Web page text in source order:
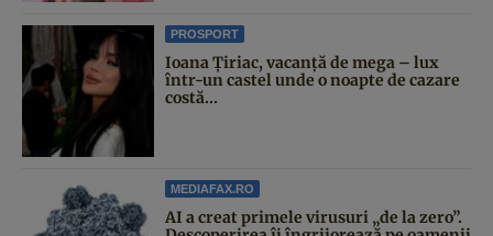
PROSPORT
Ioana Țiriac, vacanță de mega – lux
într-un castel unde o noapte de cazare
costă...
MEDIAFAX.RO
AI a creat primele virusuri „de la zero”.